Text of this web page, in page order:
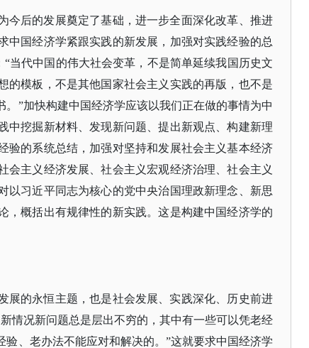
今后的发展奠定了基础，进一步全面深化改革、推进
中国经济学紧跟实践的新发展，加强对实践经验的总
“当代中国的伟大社会变革，不是简单延续我国历史文
的模板，不是其他国家社会主义实践的再版，也不是
”加快构建中国经济学应该以我们正在做的事情为中
中挖掘新材料、发现新问题、提出新观点、构建新理
验的系统总结，加强对坚持和发展社会主义基本经济
会主义经济发展、社会主义宏观经济治理、社会主义
以习近平同志为核心的党中央治国理政新理念、新思
，概括出有规律性的新实践。这是构建中国经济学的
展的永恒主题，也是社会发展、实践深化、历史前进
情况新问题总是层出不穷的，其中有一些可以凭老经
、老办法不能应对和解决的。”这就要求中国经济学